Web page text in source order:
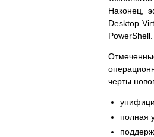
Наконец,
Desktop
PowerShell.
черты
полная